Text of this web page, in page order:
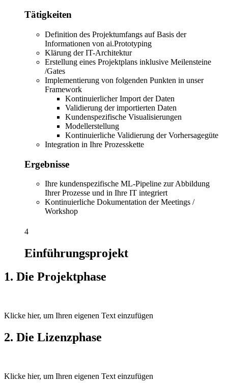
Tätigkeiten
Definition des Projektumfangs auf Basis der
Informationen von ai.Prototyping
Klärung der IT-Architektur
Erstellung eines Projektplans inklusive Meilensteine
/Gates
Implementierung von folgenden Punkten in unser
Framework
Kontinuierlicher Import der Daten
Validierung der importierten Daten
Kundenspezifische Visualisierungen
Modellerstellung
Kontinuierliche Validierung der Vorhersagegüte
Integration in Ihre Prozesskette
Ergebnisse
Ihre kundenspezifische ML-Pipeline zur Abbildung
Ihrer Prozesse und in Ihre IT integriert
Kontinuierliche Dokumentation der Meetings /
Workshop
4
Einführungsprojekt
1. Die Projektphase
Klicke hier, um Ihren eigenen Text einzufügen
2. Die Lizenzphase
Klicke hier, um Ihren eigenen Text einzufügen